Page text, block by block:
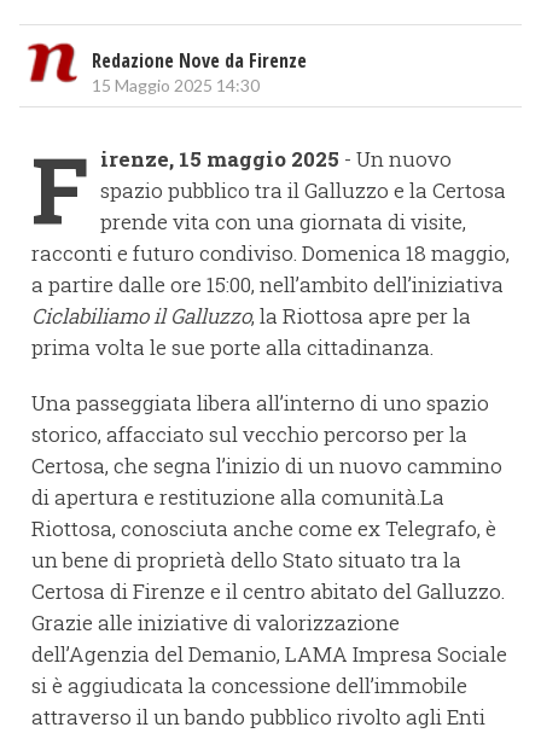
Redazione Nove da Firenze
15 Maggio 2025 14:30
F irenze, 15 maggio 2025 - Un nuovo
spazio pubblico tra il Galluzzo e la Certosa
prende vita con una giornata di visite,
racconti e futuro condiviso. Domenica 18 maggio,
a partire dalle ore 15:00, nell’ambito dell’iniziativa
Ciclabiliamo il Galluzzo, la Riottosa apre per la
prima volta le sue porte alla cittadinanza.
Una passeggiata libera all’interno di uno spazio
storico, affacciato sul vecchio percorso per la
Certosa, che segna l’inizio di un nuovo cammino
di apertura e restituzione alla comunità.La
Riottosa, conosciuta anche come ex Telegrafo, è
un bene di proprietà dello Stato situato tra la
Certosa di Firenze e il centro abitato del Galluzzo.
Grazie alle iniziative di valorizzazione
dell’Agenzia del Demanio, LAMA Impresa Sociale
si è aggiudicata la concessione dell’immobile
attraverso il un bando pubblico rivolto agli Enti